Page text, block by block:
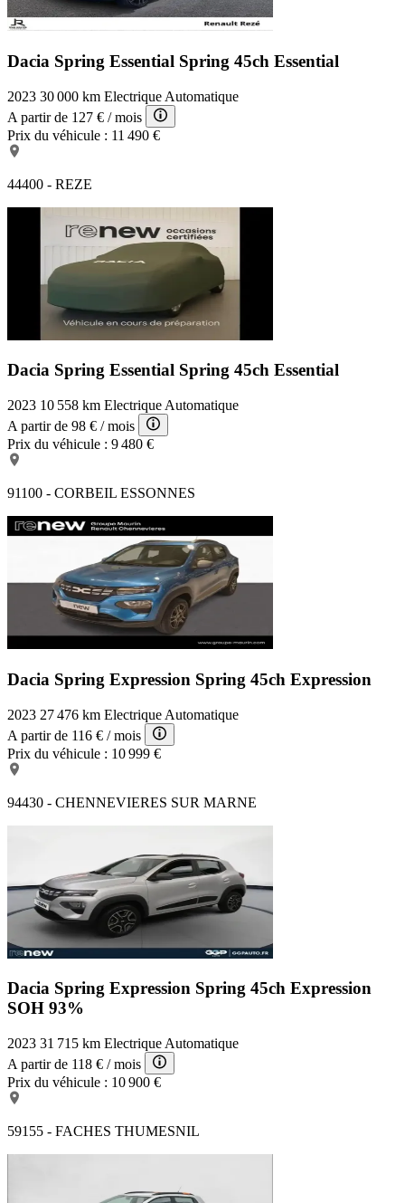
Dacia Spring Essential Spring 45ch Essential
2023 30 000 km Electrique Automatique
A partir de 127 € / mois
Prix du véhicule : 11 490 €
44400 - REZE
Dacia Spring Essential Spring 45ch Essential
2023 10 558 km Electrique Automatique
A partir de 98 € / mois
Prix du véhicule : 9 480 €
91100 - CORBEIL ESSONNES
Dacia Spring Expression Spring 45ch Expression
2023 27 476 km Electrique Automatique
A partir de 116 € / mois
Prix du véhicule : 10 999 €
94430 - CHENNEVIERES SUR MARNE
Dacia Spring Expression Spring 45ch Expression
SOH 93%
2023 31 715 km Electrique Automatique
A partir de 118 € / mois
Prix du véhicule : 10 900 €
59155 - FACHES THUMESNIL